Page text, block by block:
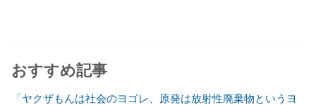
おすすめ記事
「ヤクザもんは社会のヨゴレ、原発は放射性廃棄物というヨ